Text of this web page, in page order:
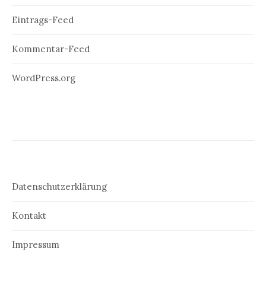
Eintrags-Feed
Kommentar-Feed
WordPress.org
Datenschutzerklärung
Kontakt
Impressum